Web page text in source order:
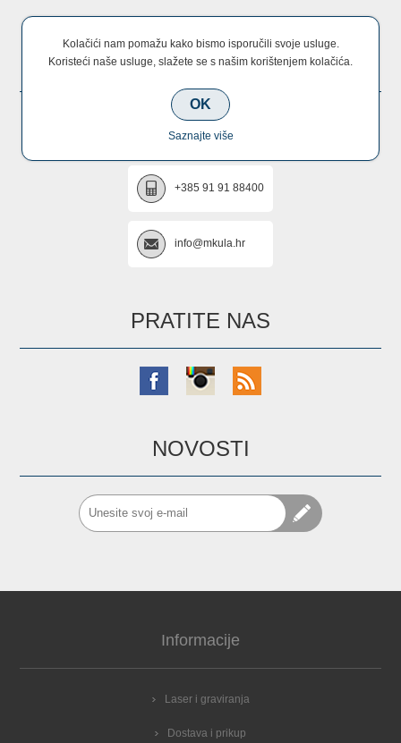
KONTAKTIRAJTE NAS
+385 22 670 005
+385 91 91 88400
info@mkula.hr
PRATITE NAS
NOVOSTI
Informacije
Laser i graviranja
Dostava i prikup
Kolačići nam pomažu kako bismo isporučili svoje usluge.
Koristeći naše usluge, slažete se s našim korištenjem kolačića.
OK
Saznajte više